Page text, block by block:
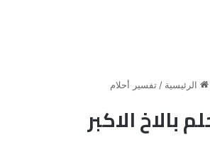
الرئيسية / تفسير أحلام
بالاخ الاكبر